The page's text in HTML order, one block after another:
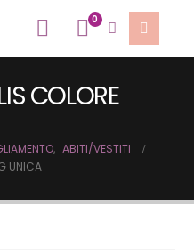
0
COLORE
, ABITI/VESTITI
UNICA